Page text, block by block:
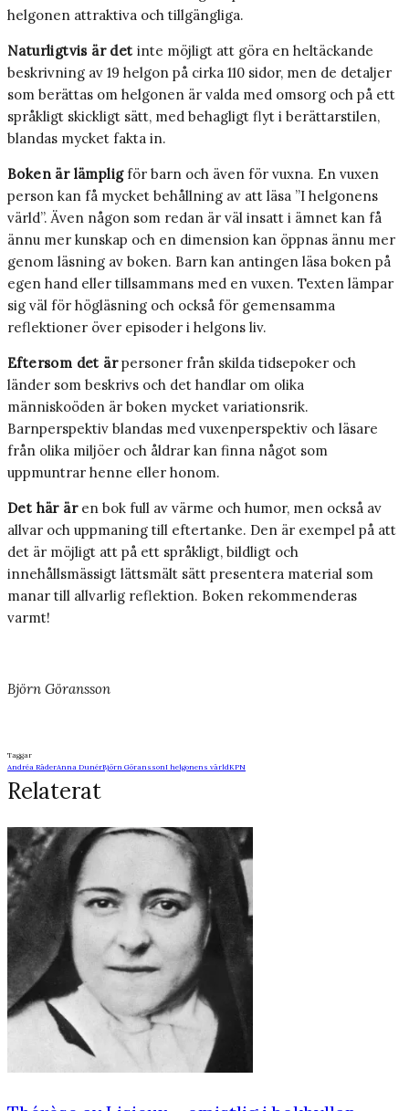
helgonen attraktiva och tillgängliga.
Naturligtvis är det inte möjligt att göra en heltäckande
beskrivning av 19 helgon på cirka 110 sidor, men de detaljer
som berättas om helgonen är valda med omsorg och på ett
språkligt skickligt sätt, med behagligt flyt i berättarstilen,
blandas mycket fakta in.
Boken är lämpligför barn och även för vuxna. En vuxen
person kan få mycket behållning av att läsa ”I helgonens
värld”. Även någon som redan är väl insatt i ämnet kan få
ännu mer kunskap och en dimension kan öppnas ännu mer
genom läsning av boken. Barn kan antingen läsa boken på
egen hand eller tillsammans med en vuxen. Texten lämpar
sig väl för högläsning och också för gemensamma
reflektioner över episoder i helgons liv.
Eftersom det ärpersoner från skilda tidsepoker och
länder som beskrivs och det handlar om olika
människoöden är boken mycket variationsrik.
Barnperspektiv blandas med vuxenperspektiv och läsare
från olika miljöer och åldrar kan finna något som
uppmuntrar henne eller honom.
Det här ären bok full av värme och humor, men också av
allvar och uppmaning till eftertanke. Den är exempel på att
det är möjligt att på ett språkligt, bildligt och
innehållsmässigt lättsmält sätt presentera material som
manar till allvarlig reflektion. Boken rekommenderas
varmt!
Björn Göransson
Taggar
Andréa RäderAnna DunérBjörn GöranssonI helgonens världKPN
Relaterat